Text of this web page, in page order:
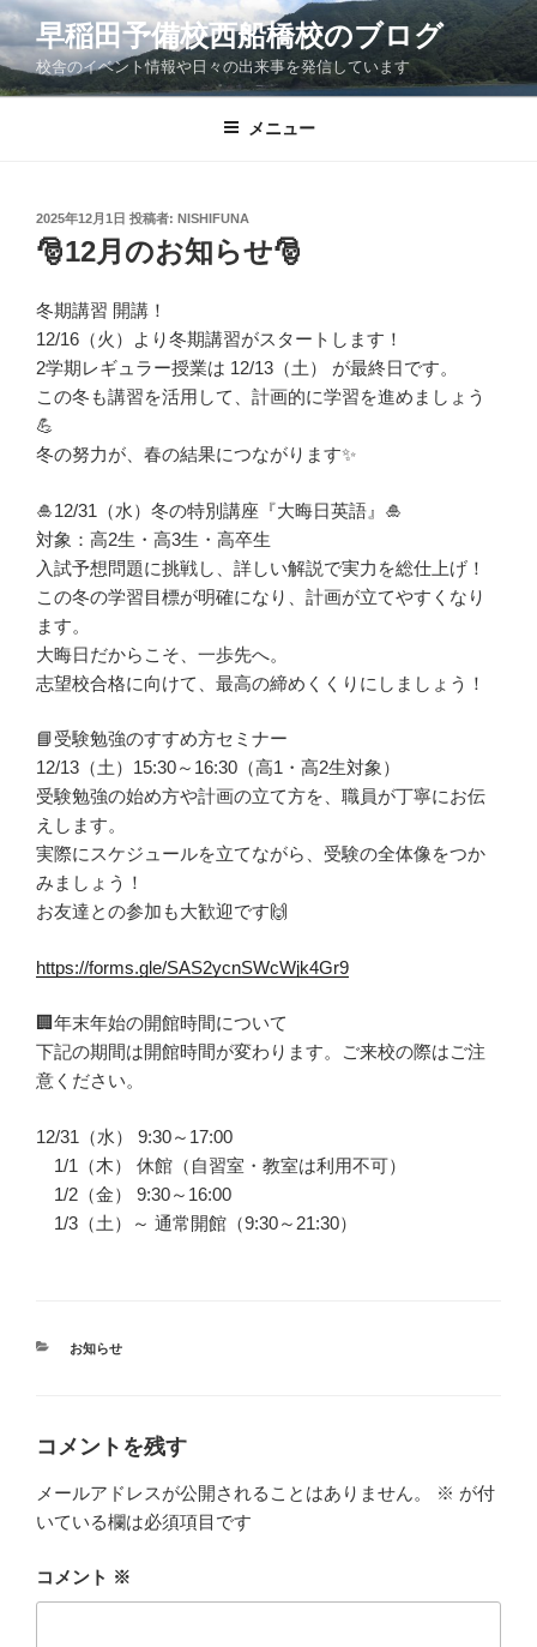
コ
ン
テ
ン
早稲田予備校西船橋校のブログ
校舎のイベント情報や日々の出来事を発信しています
メニュー
投
稿
日:
2025年12月1日 投稿者: NISHIFUNA
🎅12月のお知らせ🎅
冬期講習 開講！
12/16（火）より冬期講習がスタートします！
2学期レギュラー授業は 12/13（土） が最終日です。
この冬も講習を活用して、計画的に学習を進めましょう
💪
冬の努力が、春の結果につながります✨
🎍12/31（水）冬の特別講座『大晦日英語』🎍
対象：高2生・高3生・高卒生
入試予想問題に挑戦し、詳しい解説で実力を総仕上げ！
この冬の学習目標が明確になり、計画が立てやすくなり
ます。
大晦日だからこそ、一歩先へ。
志望校合格に向けて、最高の締めくくりにしましょう！
📘受験勉強のすすめ方セミナー
12/13（土）15:30～16:30（高1・高2生対象）
受験勉強の始め方や計画の立て方を、職員が丁寧にお伝
えします。
実際にスケジュールを立てながら、受験の全体像をつか
みましょう！
お友達との参加も大歓迎です🙌
https://forms.gle/SAS2ycnSWcWjk4Gr9
🏢年末年始の開館時間について
下記の期間は開館時間が変わります。ご来校の際はご注
意ください。
12/31（水） 9:30～17:00
1/1（木） 休館（自習室・教室は利用不可）
1/2（金） 9:30～16:00
1/3（土）～ 通常開館（9:30～21:30）
カ
お知らせ
コメントを残す
メールアドレスが公開されることはありません。 ※ が付
いている欄は必須項目です
コメント ※